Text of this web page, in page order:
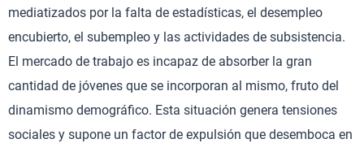
mediatizados por la falta de estadísticas, el desempleo
encubierto, el subempleo y las actividades de subsistencia.
El mercado de trabajo es incapaz de absorber la gran
cantidad de jóvenes que se incorporan al mismo, fruto del
dinamismo demográfico. Esta situación genera tensiones
sociales y supone un factor de expulsión que desemboca en